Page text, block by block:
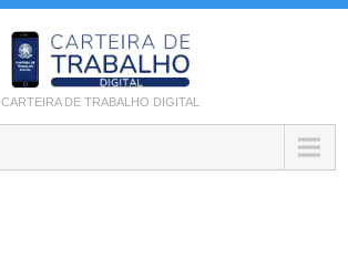
CARTEIRA DE TRABALHO DIGITAL